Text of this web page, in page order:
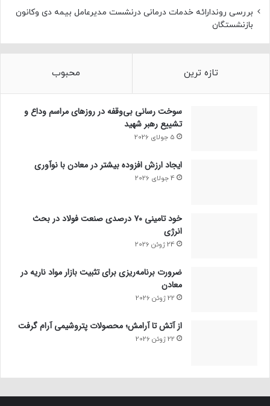
بررسی روندارائه خدمات درمانی درنشست مدیرعامل بیمه دی وکانون
بازنشستگان
تازه ترین محبوب
سوخت رسانی بی‌وقفه در روز‌های مراسم وداع و
تشییع رهبر شهید
5 جولای 2026
ایجاد ارزش افزوده بیشتر در معادن با نوآوری
4 جولای 2026
خود تامینی ۷۰ درصدی صنعت فولاد در بحث
انرژی
24 ژوئن 2026
ضرورت برنامه‌ریزی برای تثبیت بازار مواد ناریه در
معادن
22 ژوئن 2026
از آتش تا آرامش؛ محصولات پتروشیمی آرام گرفت
22 ژوئن 2026